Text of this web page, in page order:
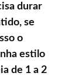
durar
se
o
estilo
de 1 a 2